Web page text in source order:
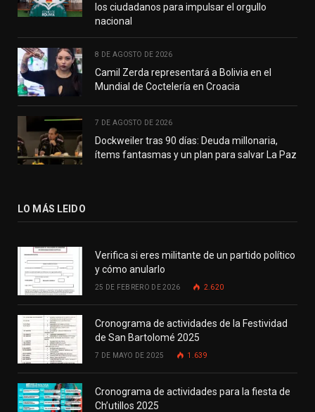
los ciudadanos para impulsar el orgullo
nacional
8 DE AGOSTO DE 2026
Camil Zerda representará a Bolivia en el
Mundial de Coctelería en Croacia
7 DE AGOSTO DE 2026
Dockweiler tras 90 días: Deuda millonaria,
ítems fantasmas y un plan para salvar La Paz
LO MÁS LEIDO
Verifica si eres militante de un partido político
y cómo anularlo
25 DE FEBRERO DE 2026 2.620
Cronograma de actividades de la Festividad
de San Bartolomé 2025
7 DE MAYO DE 2025 1.639
Cronograma de actividades para la fiesta de
Ch’utillos 2025